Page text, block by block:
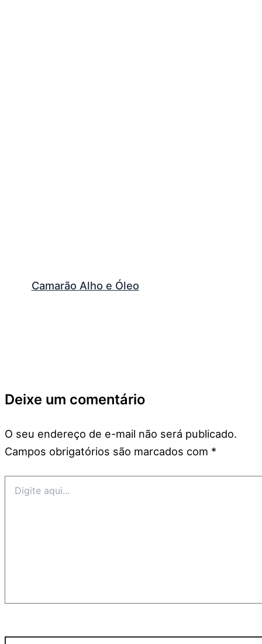
Camarão Alho e Óleo
Deixe um comentário
O seu endereço de e-mail não será publicado.
Campos obrigatórios são marcados com *
aqui...